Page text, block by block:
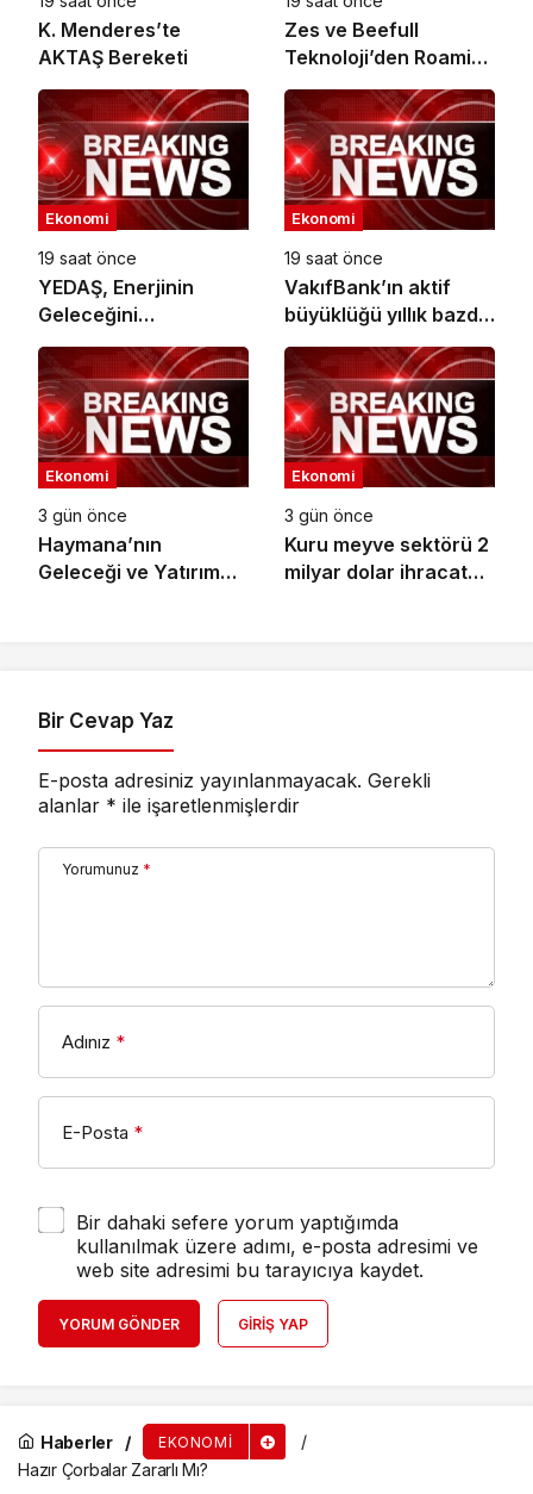
K. Menderes’te
AKTAŞ Bereketi
Zes ve Beefull
Teknoloji’den Roaming
İş Birliği
Ekonomi
19 saat önce
YEDAŞ, Enerjinin
Geleceğini
Şekillendirecek Genç
Yetenekleri Arıyor
Ekonomi
19 saat önce
VakıfBank’ın aktif
büyüklüğü yıllık bazda
yüzde 28 artışla 5,8
trilyon TL’yi aştı
Ekonomi
3 gün önce
Haymana’nın
Geleceği ve Yatırım
Ekonomi
3 gün önce
Kuru meyve sektörü 2
milyar dolar ihracat
Bir Cevap Yaz
E-posta adresiniz yayınlanmayacak. Gerekli
alanlar * ile işaretlenmişlerdir
Yorumunuz *
Adınız *
E-Posta *
Bir dahaki sefere yorum yaptığımda
kullanılmak üzere adımı, e-posta adresimi ve
web site adresimi bu tarayıcıya kaydet.
YORUM GÖNDER GIRIŞ YAP
Haberler EKONOMI
Hazır Çorbalar Zararlı Mı?